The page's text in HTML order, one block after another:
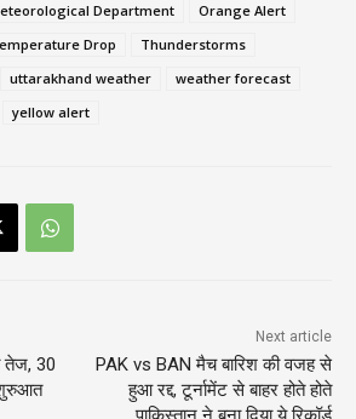
Department
Orange Alert
Drop
Thunderstorms
uttarakhand weather
weather forecast
yellow alert
तेज, 30
शुरुआत
Next article
PAK vs BAN मैच बारिश की वजह से
हुआ रद्द, टूर्नामेंट से बाहर होते होते